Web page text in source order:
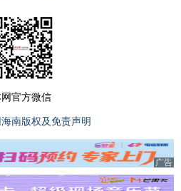
官方微信
南版权及免责声明
广告